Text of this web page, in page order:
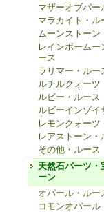
マザーオブパー
マラカイト・ル
ムーンストーン
レインボーム
ース
ラリマー・ルー
ルチルクォーツ
ルビー・ルース
ルビーインゾイ
レモンクォーツ
レアストーン・
その他・ルース
天然石パーツ・
ーン
オパール・ルー
コモンオパール